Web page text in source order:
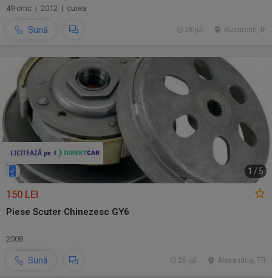
49 cmc | 2012 | curea
Sună Bucuresti, IF
28 jul.
1 / 5
150 LEI
Piese Scuter Chinezesc GY6
2008
Sună Alexandria, TR
26 jul.